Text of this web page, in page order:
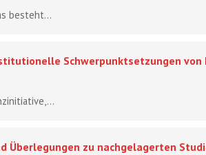
besteht...
Schwerpunktsetzungen von
Überlegungen zu nachgelagerten